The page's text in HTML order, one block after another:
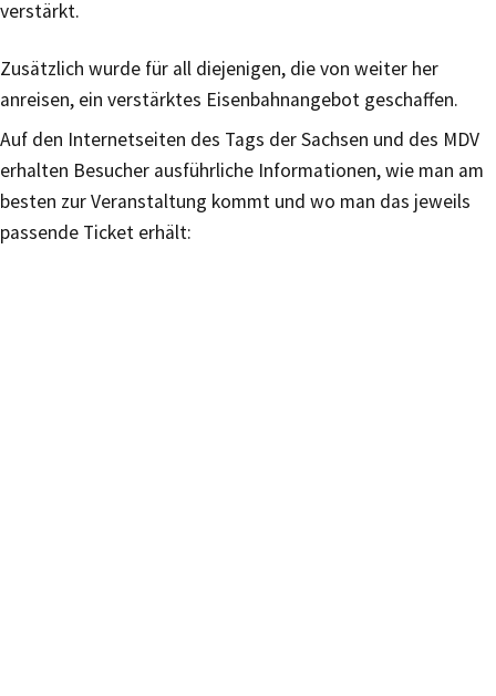
verstärkt.
Zusätzlich wurde für all diejenigen, die von weiter her
anreisen, ein verstärktes Eisenbahnangebot geschaffen.
Auf den Internetseiten des Tags der Sachsen und des MDV
erhalten Besucher ausführliche Informationen, wie man am
besten zur Veranstaltung kommt und wo man das jeweils
passende Ticket erhält: